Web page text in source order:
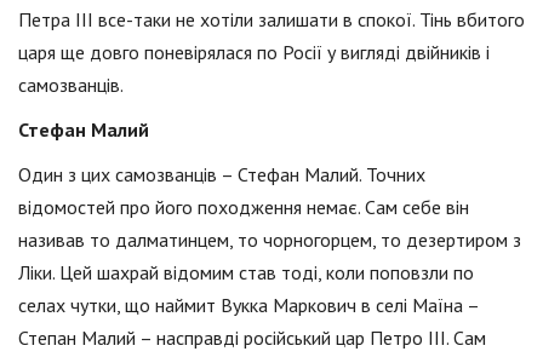
Петра III все-таки не хотіли залишати в спокої. Тінь вбитого
царя ще довго поневірялася по Росії у вигляді двійників і
самозванців.
Стефан Малий
Один з цих самозванців – Стефан Малий. Точних
відомостей про його походження немає. Сам себе він
називав то далматинцем, то чорногорцем, то дезертиром з
Ліки. Цей шахрай відомим став тоді, коли поповзли по
селах чутки, що наймит Вукка Маркович в селі Маїна –
Степан Малий – насправді російський цар Петро III. Сам